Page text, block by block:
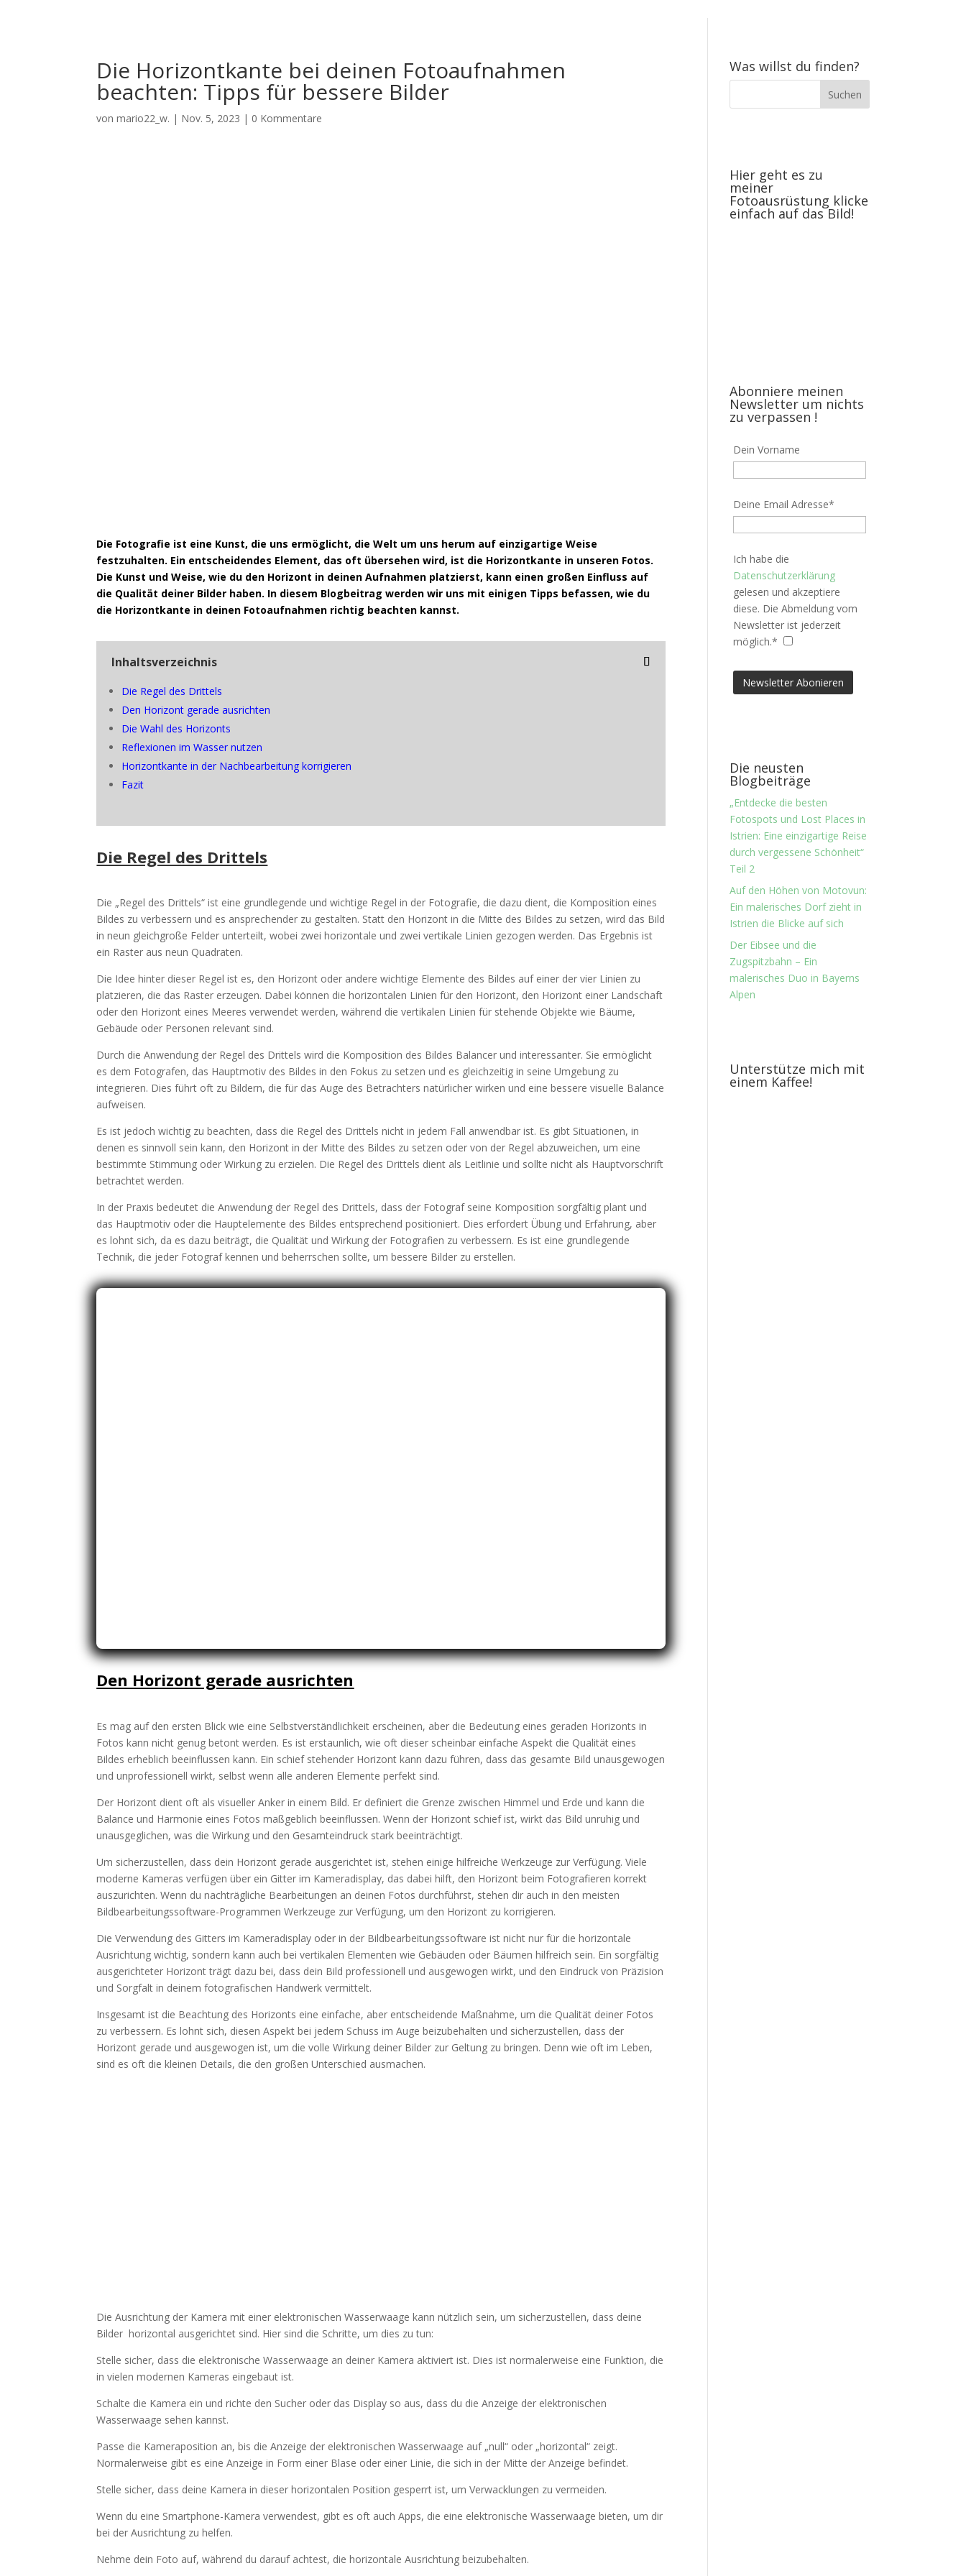
Die Horizontkante bei deinen Fotoaufnahmen
beachten: Tipps für bessere Bilder
vonmario22_w. | Nov. 5, 2023 | 0 Kommentare
Die Fotografie ist eine Kunst, die uns ermöglicht, die Welt um uns herum auf einzigartige Weise
festzuhalten. Ein entscheidendes Element, das oft übersehen wird, ist die Horizontkante in unseren Fotos.
Die Kunst und Weise, wie du den Horizont in deinen Aufnahmen platzierst, kann einen großen Einfluss auf
die Qualität deiner Bilder haben. In diesem Blogbeitrag werden wir uns mit einigen Tipps befassen, wie du
die Horizontkante in deinen Fotoaufnahmen richtig beachten kannst.
Inhaltsverzeichnis
Die Regel des Drittels
Den Horizont gerade ausrichten
Die Wahl des Horizonts
Reflexionen im Wasser nutzen
Horizontkante in der Nachbearbeitung korrigieren
Fazit
Die Regel des Drittels
Die „Regel des Drittels“ ist eine grundlegende und wichtige Regel in der Fotografie, die dazu dient, die Komposition eines
Bildes zu verbessern und es ansprechender zu gestalten. Statt den Horizont in die Mitte des Bildes zu setzen, wird das Bild
in neun gleichgroße Felder unterteilt, wobei zwei horizontale und zwei vertikale Linien gezogen werden. Das Ergebnis ist
ein Raster aus neun Quadraten.
Die Idee hinter dieser Regel ist es, den Horizont oder andere wichtige Elemente des Bildes auf einer der vier Linien zu
platzieren, die das Raster erzeugen. Dabei können die horizontalen Linien für den Horizont, den Horizont einer Landschaft
oder den Horizont eines Meeres verwendet werden, während die vertikalen Linien für stehende Objekte wie Bäume,
Gebäude oder Personen relevant sind.
Durch die Anwendung der Regel des Drittels wird die Komposition des Bildes Balancer und interessanter. Sie ermöglicht
es dem Fotografen, das Hauptmotiv des Bildes in den Fokus zu setzen und es gleichzeitig in seine Umgebung zu
integrieren. Dies führt oft zu Bildern, die für das Auge des Betrachters natürlicher wirken und eine bessere visuelle Balance
aufweisen.
Es ist jedoch wichtig zu beachten, dass die Regel des Drittels nicht in jedem Fall anwendbar ist. Es gibt Situationen, in
denen es sinnvoll sein kann, den Horizont in der Mitte des Bildes zu setzen oder von der Regel abzuweichen, um eine
bestimmte Stimmung oder Wirkung zu erzielen. Die Regel des Drittels dient als Leitlinie und sollte nicht als Hauptvorschrift
betrachtet werden.
In der Praxis bedeutet die Anwendung der Regel des Drittels, dass der Fotograf seine Komposition sorgfältig plant und
das Hauptmotiv oder die Hauptelemente des Bildes entsprechend positioniert. Dies erfordert Übung und Erfahrung, aber
es lohnt sich, da es dazu beiträgt, die Qualität und Wirkung der Fotografien zu verbessern. Es ist eine grundlegende
Technik, die jeder Fotograf kennen und beherrschen sollte, um bessere Bilder zu erstellen.
Den Horizont gerade ausrichten
Es mag auf den ersten Blick wie eine Selbstverständlichkeit erscheinen, aber die Bedeutung eines geraden Horizonts in
Fotos kann nicht genug betont werden. Es ist erstaunlich, wie oft dieser scheinbar einfache Aspekt die Qualität eines
Bildes erheblich beeinflussen kann. Ein schief stehender Horizont kann dazu führen, dass das gesamte Bild unausgewogen
und unprofessionell wirkt, selbst wenn alle anderen Elemente perfekt sind.
Der Horizont dient oft als visueller Anker in einem Bild. Er definiert die Grenze zwischen Himmel und Erde und kann die
Balance und Harmonie eines Fotos maßgeblich beeinflussen. Wenn der Horizont schief ist, wirkt das Bild unruhig und
unausgeglichen, was die Wirkung und den Gesamteindruck stark beeinträchtigt.
Um sicherzustellen, dass dein Horizont gerade ausgerichtet ist, stehen einige hilfreiche Werkzeuge zur Verfügung. Viele
moderne Kameras verfügen über ein Gitter im Kameradisplay, das dabei hilft, den Horizont beim Fotografieren korrekt
auszurichten. Wenn du nachträgliche Bearbeitungen an deinen Fotos durchführst, stehen dir auch in den meisten
Bildbearbeitungssoftware-Programmen Werkzeuge zur Verfügung, um den Horizont zu korrigieren.
Die Verwendung des Gitters im Kameradisplay oder in der Bildbearbeitungssoftware ist nicht nur für die horizontale
Ausrichtung wichtig, sondern kann auch bei vertikalen Elementen wie Gebäuden oder Bäumen hilfreich sein. Ein sorgfältig
ausgerichteter Horizont trägt dazu bei, dass dein Bild professionell und ausgewogen wirkt, und den Eindruck von Präzision
und Sorgfalt in deinem fotografischen Handwerk vermittelt.
Insgesamt ist die Beachtung des Horizonts eine einfache, aber entscheidende Maßnahme, um die Qualität deiner Fotos
zu verbessern. Es lohnt sich, diesen Aspekt bei jedem Schuss im Auge beizubehalten und sicherzustellen, dass der
Horizont gerade und ausgewogen ist, um die volle Wirkung deiner Bilder zur Geltung zu bringen. Denn wie oft im Leben,
sind es oft die kleinen Details, die den großen Unterschied ausmachen.
Die Ausrichtung der Kamera mit einer elektronischen Wasserwaage kann nützlich sein, um sicherzustellen, dass deine
Bilder horizontal ausgerichtet sind. Hier sind die Schritte, um dies zu tun:
Stelle sicher, dass die elektronische Wasserwaage an deiner Kamera aktiviert ist. Dies ist normalerweise eine Funktion, die
in vielen modernen Kameras eingebaut ist.
Schalte die Kamera ein und richte den Sucher oder das Display so aus, dass du die Anzeige der elektronischen
Wasserwaage sehen kannst.
Passe die Kameraposition an, bis die Anzeige der elektronischen Wasserwaage auf „null“ oder „horizontal“ zeigt.
Normalerweise gibt es eine Anzeige in Form einer Blase oder einer Linie, die sich in der Mitte der Anzeige befindet.
Stelle sicher, dass deine Kamera in dieser horizontalen Position gesperrt ist, um Verwacklungen zu vermeiden.
Wenn du eine Smartphone-Kamera verwendest, gibt es oft auch Apps, die eine elektronische Wasserwaage bieten, um dir
bei der Ausrichtung zu helfen.
Nehme dein Foto auf, während du darauf achtest, die horizontale Ausrichtung beizubehalten.
Was willst du finden?
Hier geht es zu
meiner
Fotoausrüstung klicke
einfach auf das Bild!
Abonniere meinen
Newsletter um nichts
zu verpassen !
Dein Vorname
Deine Email Adresse*
Ich habe die
Datenschutzerklärung
gelesen und akzeptiere
diese. Die Abmeldung vom
Newsletter ist jederzeit
möglich.*
Die neusten
Blogbeiträge
„Entdecke die besten
Fotospots und Lost Places in
Istrien: Eine einzigartige Reise
durch vergessene Schönheit“
Teil 2
Auf den Höhen von Motovun:
Ein malerisches Dorf zieht in
Istrien die Blicke auf sich
Der Eibsee und die
Zugspitzbahn – Ein
malerisches Duo in Bayerns
Alpen
Unterstütze mich mit
einem Kaffee!